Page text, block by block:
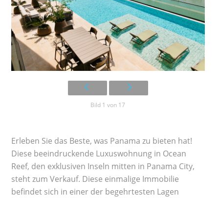
Bild 1 von 17
Erleben Sie das Beste, was Panama zu bieten hat!
Diese beeindruckende Luxuswohnung in Ocean
Reef, den exklusiven Inseln mitten in Panama City,
steht zum Verkauf. Diese einmalige Immobilie
befindet sich in einer der begehrtesten Lagen